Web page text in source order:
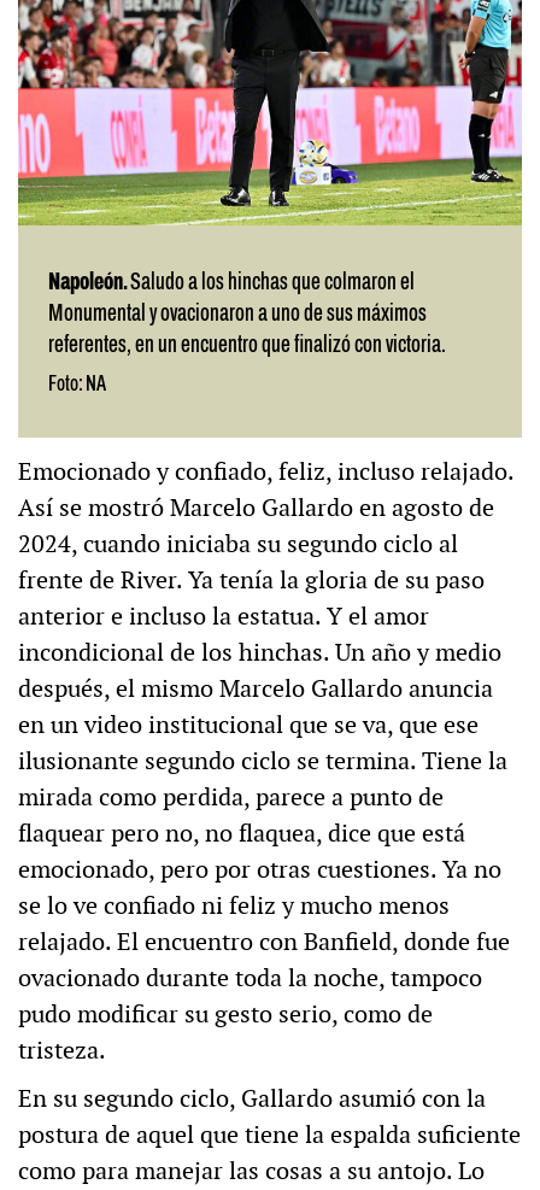
Napoleón.Saludo a los hinchas que colmaron el
Monumental y ovacionaron a uno de sus máximos
referentes, en un encuentro que finalizó con victoria.
Foto: NA
Emocionado y confiado, feliz, incluso relajado.
Así se mostró Marcelo Gallardo en agosto de
2024, cuando iniciaba su segundo ciclo al
frente de River. Ya tenía la gloria de su paso
anterior e incluso la estatua. Y el amor
incondicional de los hinchas. Un año y medio
después, el mismo Marcelo Gallardo anuncia
en un video institucional que se va, que ese
ilusionante segundo ciclo se termina. Tiene la
mirada como perdida, parece a punto de
flaquear pero no, no flaquea, dice que está
emocionado, pero por otras cuestiones. Ya no
se lo ve confiado ni feliz y mucho menos
relajado. El encuentro con Banfield, donde fue
ovacionado durante toda la noche, tampoco
pudo modificar su gesto serio, como de
tristeza.
En su segundo ciclo, Gallardo asumió con la
postura de aquel que tiene la espalda suficiente
como para manejar las cosas a su antojo. Lo